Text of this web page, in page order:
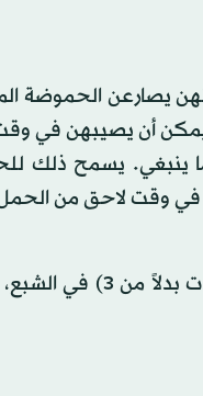
أن يصيبهن في
يسمح ذلك
في وقت لاحق من
يمكن أن يساعد تناول وجبات